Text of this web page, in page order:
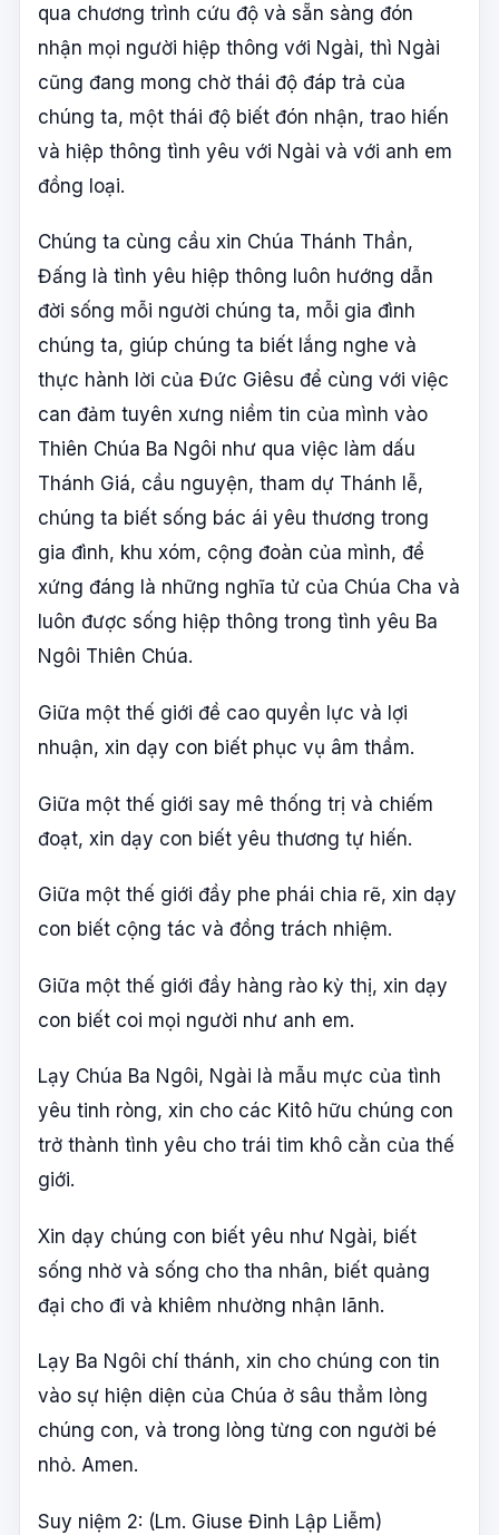
qua chương trình cứu độ và sẵn sàng đón
nhận mọi người hiệp thông với Ngài, thì Ngài
cũng đang mong chờ thái độ đáp trả của
chúng ta, một thái độ biết đón nhận, trao hiến
và hiệp thông tình yêu với Ngài và với anh em
đồng loại.
Chúng ta cùng cầu xin Chúa Thánh Thần,
Đấng là tình yêu hiệp thông luôn hướng dẫn
đời sống mỗi người chúng ta, mỗi gia đình
chúng ta, giúp chúng ta biết lắng nghe và
thực hành lời của Đức Giêsu để cùng với việc
can đảm tuyên xưng niềm tin của mình vào
Thiên Chúa Ba Ngôi như qua việc làm dấu
Thánh Giá, cầu nguyện, tham dự Thánh lễ,
chúng ta biết sống bác ái yêu thương trong
gia đình, khu xóm, cộng đoàn của mình, để
xứng đáng là những nghĩa tử của Chúa Cha và
luôn được sống hiệp thông trong tình yêu Ba
Ngôi Thiên Chúa.
Giữa một thế giới đề cao quyền lực và lợi
nhuận, xin dạy con biết phục vụ âm thầm.
Giữa một thế giới say mê thống trị và chiếm
đoạt, xin dạy con biết yêu thương tự hiến.
Giữa một thế giới đầy phe phái chia rẽ, xin dạy
con biết cộng tác và đồng trách nhiệm.
Giữa một thế giới đầy hàng rào kỳ thị, xin dạy
con biết coi mọi người như anh em.
Lạy Chúa Ba Ngôi, Ngài là mẫu mực của tình
yêu tinh ròng, xin cho các Kitô hữu chúng con
trở thành tình yêu cho trái tim khô cằn của thế
giới.
Xin dạy chúng con biết yêu như Ngài, biết
sống nhờ và sống cho tha nhân, biết quảng
đại cho đi và khiêm nhường nhận lãnh.
Lạy Ba Ngôi chí thánh, xin cho chúng con tin
vào sự hiện diện của Chúa ở sâu thẳm lòng
chúng con, và trong lòng từng con người bé
nhỏ. Amen.
Suy niệm 2: (Lm. Giuse Đinh Lập Liễm)